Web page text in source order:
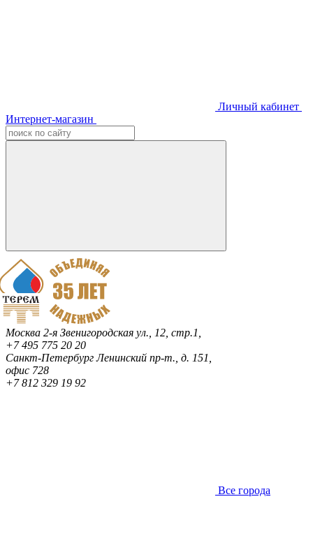
Личный кабинет
Интернет-магазин
Москва 2-я Звенигородская ул., 12, стр.1,
+7 495 775 20 20
Санкт-ПетербургЛенинский пр-т., д. 151,
офис 728
+7 812 329 19 92
Все города